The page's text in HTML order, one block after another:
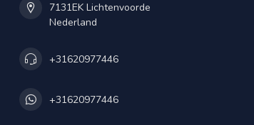
7131EK Lichtenvoorde
Nederland
+31620977446
+31620977446